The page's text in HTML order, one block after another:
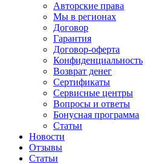
Авторские права
Мы в регионах
Договор
Гарантия
Договор-оферта
Конфиденциальность
Возврат денег
Сертификаты
Сервисные центры
Вопросы и ответы
Бонусная программа
Статьи
Новости
Отзывы
Статьи